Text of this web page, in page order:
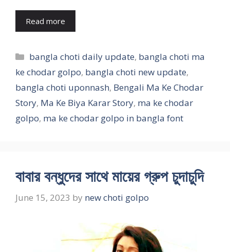
Read more
Categories
bangla choti daily update, bangla choti ma
ke chodar golpo, bangla choti new update,
bangla choti uponnash, Bengali Ma Ke Chodar
Story, Ma Ke Biya Karar Story, ma ke chodar
golpo, ma ke chodar golpo in bangla font
বাবার বন্ধুদের সাথে মায়ের গ্রুপ চুদাচুদি
June 15, 2023 by new choti golpo